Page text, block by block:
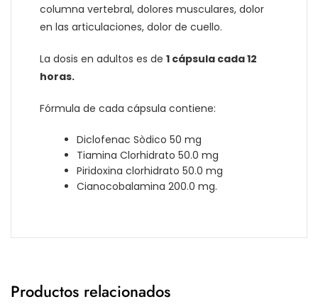
columna vertebral, dolores musculares, dolor
en las articulaciones, dolor de cuello.
La dosis en adultos es de 1 cápsula cada 12
horas.
Fórmula de cada cápsula contiene:
Diclofenac Sòdico 50 mg
Tiamina Clorhidrato 50.0 mg
Piridoxina clorhidrato 50.0 mg
Cianocobalamina 200.0 mg.
Productos relacionados